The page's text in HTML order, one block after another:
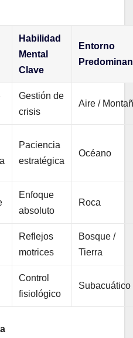
Habilidad
Mental
Clave
Entorno
Gestión de
crisis
Aire /
Paciencia
estratégica
Océano
Enfoque
absoluto
Roca
Reflejos
motrices
Bosque /
Tierra
Control
fisiológico
Subacuático